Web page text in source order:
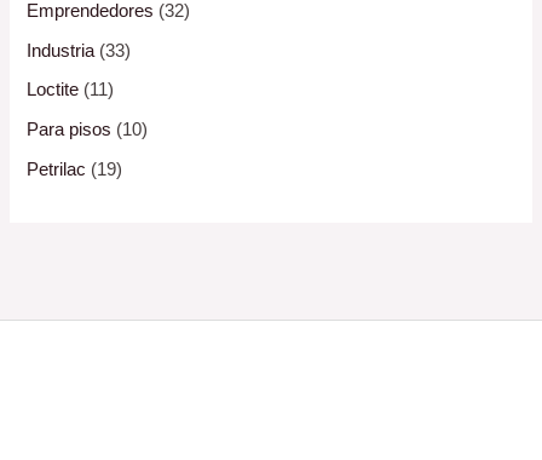
Emprendedores (32)
Industria (33)
Loctite (11)
Para pisos (10)
Petrilac (19)